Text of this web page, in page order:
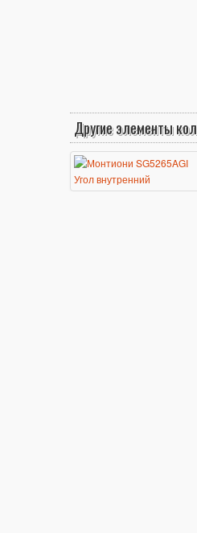
Другие элементы